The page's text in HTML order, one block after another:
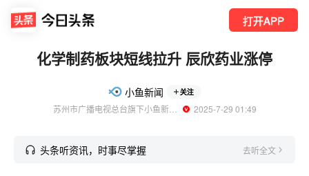
打开APP
化学制药板块短线拉升 辰欣药业涨停
小鱼新闻 关注
苏州市广播电视总台旗下小鱼新闻官方账号
  2025-7-29 01:49
头条听资讯，时事尽掌握 去听全文